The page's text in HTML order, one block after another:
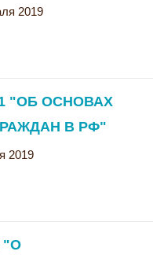
2019
"ОБ ОСНОВАХ
В РФ"
2019
"О